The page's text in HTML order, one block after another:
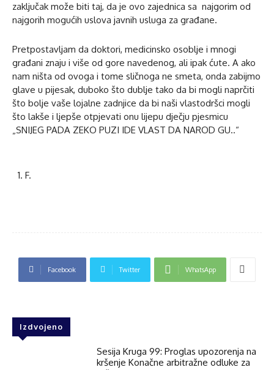
zaključak može biti taj, da je ovo zajednica sa najgorim od
najgorih mogućih uslova javnih usluga za građane.
Pretpostavljam da doktori, medicinsko osoblje i mnogi
građani znaju i više od gore navedenog, ali ipak ćute. A ako
nam ništa od ovoga i tome sličnoga ne smeta, onda zabijmo
glave u pijesak, duboko što dublje tako da bi mogli naprčiti
što bolje vaše lojalne zadnjice da bi naši vlastodršci mogli
što lakše i ljepše otpjevati onu lijepu dječju pjesmicu
„SNIJEG PADA ZEKO PUZI IDE VLAST DA NAROD GU..“
F.
Facebook Twitter WhatsApp
Izdvojeno
Sesija Kruga 99: Proglas upozorenja na
kršenje Konačne arbitražne odluke za